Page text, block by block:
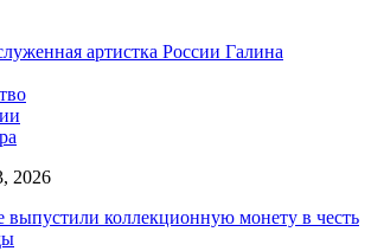
2026
выпустили коллекционную монету в честь